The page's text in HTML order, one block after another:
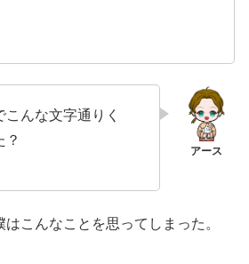
んな文字通りく
？
んなことを思ってしまった。